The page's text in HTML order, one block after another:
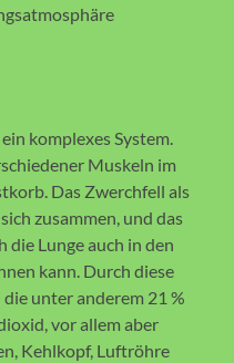
komplexes System.
Muskeln im
Das Zwerchfell als
zusammen, und das
die Lunge auch in den
kann. Durch diese
unter anderem 21 %
vor allem aber
Kehlkopf, Luftröhre